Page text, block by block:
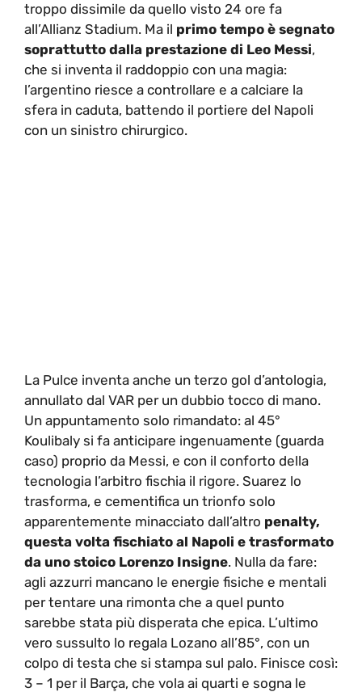
troppo dissimile da quello visto 24 ore fa
all’Allianz Stadium. Ma il primo tempo è segnato
soprattutto dalla prestazione di Leo Messi,
che si inventa il raddoppio con una magia:
l’argentino riesce a controllare e a calciare la
sfera in caduta, battendo il portiere del Napoli
con un sinistro chirurgico.
La Pulce inventa anche un terzo gol d’antologia,
annullato dal VAR per un dubbio tocco di mano.
Un appuntamento solo rimandato: al 45°
Koulibaly si fa anticipare ingenuamente (guarda
caso) proprio da Messi, e con il conforto della
tecnologia l’arbitro fischia il rigore. Suarez lo
trasforma, e cementifica un trionfo solo
apparentemente minacciato dall’altro penalty,
questa volta fischiato al Napoli e trasformato
da uno stoico Lorenzo Insigne. Nulla da fare:
agli azzurri mancano le energie fisiche e mentali
per tentare una rimonta che a quel punto
sarebbe stata più disperata che epica. L’ultimo
vero sussulto lo regala Lozano all’85°, con un
colpo di testa che si stampa sul palo. Finisce così:
3 – 1 per il Barça, che vola ai quarti e sogna le